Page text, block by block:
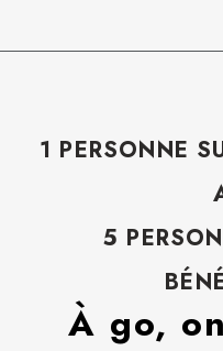
1 PERSONNE
5
À go,